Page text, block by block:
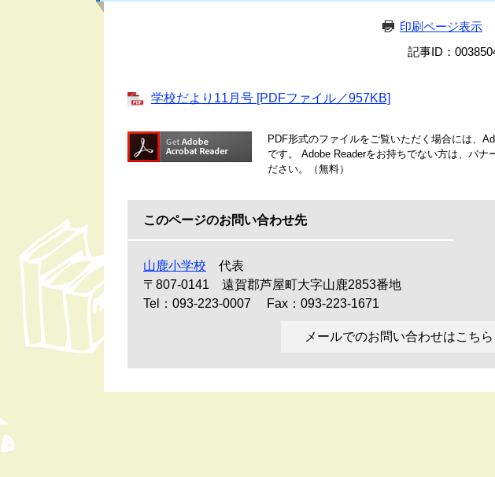
印刷ページ表示
記事ID：
学校だより11月号 [PDFファイル／957KB]
PDF形式のファイルをご覧いただく場合には、
です。
Adobe Readerをお持ちでない方は、バナ
ださい。（無料）
このページのお問い合わせ先
山鹿小学校
代表
〒807-0141
遠賀郡芦屋町大字山鹿2853番地
Tel：093-223-0007
Fax：093-223-1671
メールでのお問い合わせはこちら